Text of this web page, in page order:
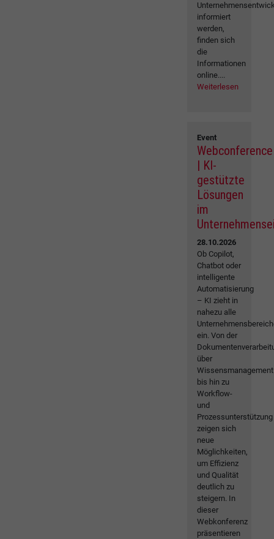
informiert
werden,
finden sich
die
Informationen
online....
Weiterlesen
Event
Webconference
| KI-
gestützte
Lösungen
im
28.10.2026
Ob Copilot,
Chatbot oder
intelligente
Automatisierung
– KI zieht in
nahezu alle
ein. Von der
über
Wissensmanagement
bis hin zu
Workflow-
und
Prozessunterstützung
zeigen sich
neue
Möglichkeiten,
um Effizienz
und Qualität
deutlich zu
steigern. In
dieser
Webkonferenz
präsentieren